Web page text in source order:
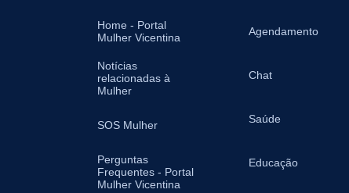
Home - Portal
Mulher Vicentina
Notícias
relacionadas à
Mulher
SOS Mulher
Perguntas
Frequentes - Portal
Mulher Vicentina
Agendamento
Chat
Saúde
Educação